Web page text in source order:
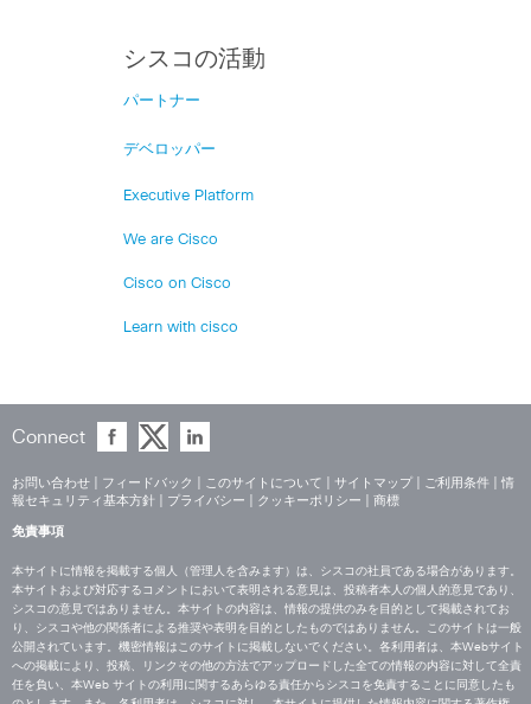
シスコの活動
パートナー
デベロッパー
Executive Platform
We are Cisco
Cisco on Cisco
Learn with cisco
Connect
お問い合わせ フィードバック このサイトについて サイトマップ ご利用条件
情
報セキュリティ基本方針
プライバシー クッキーポリシー 商標
免責事項
本サイトに情報を掲載する個人（管理人を含みます）は、シスコの社員である場合があります。
本サイトおよび対応するコメントにおいて表明される意見は、投稿者本人の個人的意見であり、
シスコの意見ではありません。本サイトの内容は、情報の提供のみを目的として掲載されてお
り、シスコや他の関係者による推奨や表明を目的としたものではありません。このサイトは一般
公開されています。機密情報はこのサイトに掲載しないでください。各利用者は、本Webサイト
への掲載により、投稿、リンクその他の方法でアップロードした全ての情報の内容に対して全責
任を負い、本Web サイトの利用に関するあらゆる責任からシスコを免責することに同意したも